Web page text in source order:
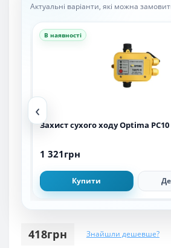
Актуальні варіанти, які можна
‹
В наявності
Захист сухого ходу Optima PC10
1 321грн
Купити
418грн Знайшли дешевше?